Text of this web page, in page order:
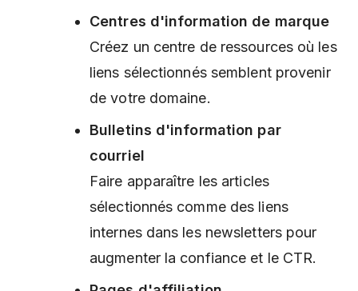
Centres d'information de marque
Créez un centre de ressources où les
liens sélectionnés semblent provenir
de votre domaine.
Bulletins d'information par
courriel
Faire apparaître les articles
sélectionnés comme des liens
internes dans les newsletters pour
augmenter la confiance et le CTR.